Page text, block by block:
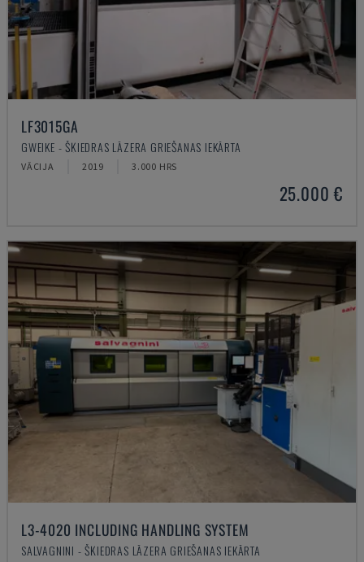
LF3015GA
GWEIKE - ŠĶIEDRAS LĀZERA GRIEŠANAS IEKĀRTA
VĀCIJA 2019 3.000 HRS
25.000 €
L3-4020 INCLUDING HANDLING SYSTEM
SALVAGNINI - ŠĶIEDRAS LĀZERA GRIEŠANAS IEKĀRTA